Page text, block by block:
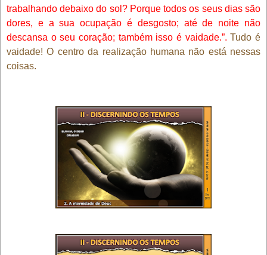
trabalhando debaixo do sol? Porque todos os seus dias são
dores, e a sua ocupação é desgosto; até de noite não
descansa o seu coração; também isso é vaidade.”.Tudo é
vaidade! O centro da realização humana não está nessas
coisas.